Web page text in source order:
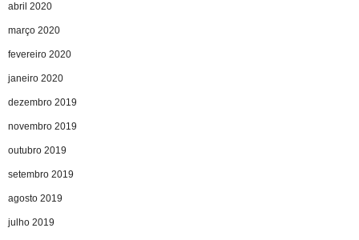
abril 2020
março 2020
fevereiro 2020
janeiro 2020
dezembro 2019
novembro 2019
outubro 2019
setembro 2019
agosto 2019
julho 2019